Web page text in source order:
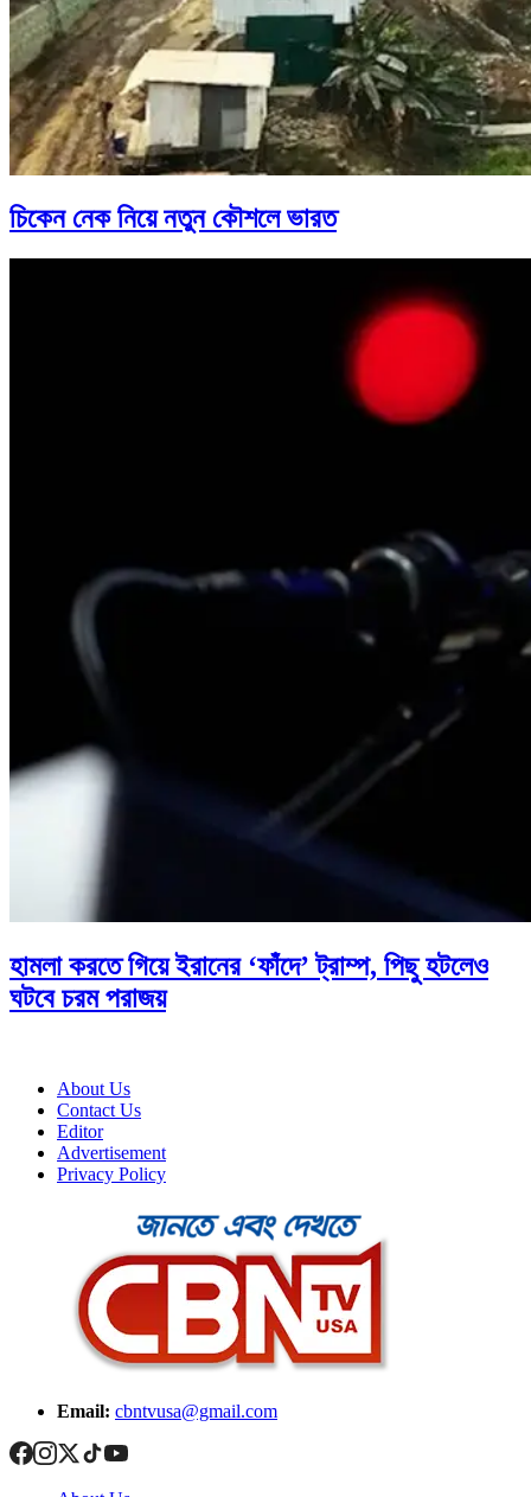
চিকেন নেক নিয়ে নতুন কৌশলে ভারত
হামলা করতে গিয়ে ইরানের ‘ফাঁদে’ ট্রাম্প, পিছু হটলেও
ঘটবে চরম পরাজয়
About Us
Contact Us
Editor
Advertisement
Privacy Policy
Email: cbntvusa@gmail.com